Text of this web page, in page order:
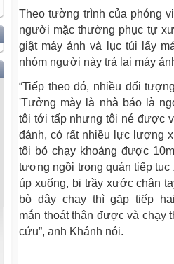
Theo tường trình của phóng
người mặc thường phục tự
giật máy ảnh và lục túi lấy
nhóm người này trả lại máy
“Tiếp theo đó, nhiều đối
'Tưởng mày là nhà báo là
tôi tới tấp nhưng tôi né được
đánh, có rất nhiều lực lượng
tôi bỏ chạy khoảng được
tượng ngồi trong quán tiếp
úp xuống, bị trầy xước chân
bò dậy chạy thì gặp tiếp
mắn thoát thân được và chạy
cứu”, anh Khánh nói.